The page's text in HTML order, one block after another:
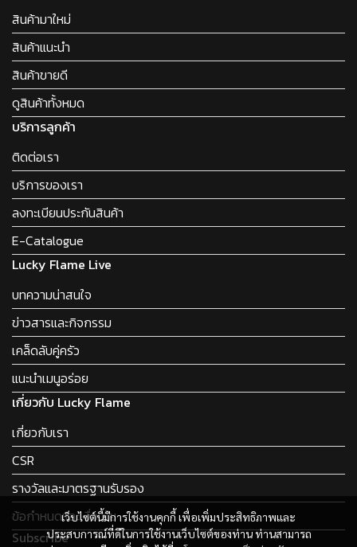
เว็บไซต์นี้มีการใช้งานคุกกี้ เพื่อเพิ่มประสิทธิภาพและ
ประสบการณ์ที่ดีในการใช้งานเว็บไซต์ของท่าน ท่านสามารถ
สินค้ามาใหม่
สินค้าแนะนำ
สินค้าขายดี
ดูสินค้าทั้งหมด
บริการลูกค้า
ติดต่อเรา
บริการของเรา
ลงทะเบียนประกันสินค้า
E-Catalogue
Lucky Flame Live
บทความน่าสนใจ
ข่าวสารและกิจกรรม
เคล็ดลับคู่ครัว
แนะนำเมนูอร่อย
เกี่ยวกับ Lucky Flame
เกี่ยวกับเรา
CSR
รางวัลและมาตรฐานรับรอง
ข้อกำหนดและเงื่อนไข
Subscribe